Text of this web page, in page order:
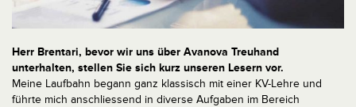
Herr Brentari, bevor wir uns über Avanova Treuhand
unterhalten, stellen Sie sich kurz unseren Lesern vor.
Meine Laufbahn begann ganz klassisch mit einer KV-Lehre und
führte mich anschliessend in diverse Aufgaben im Bereich